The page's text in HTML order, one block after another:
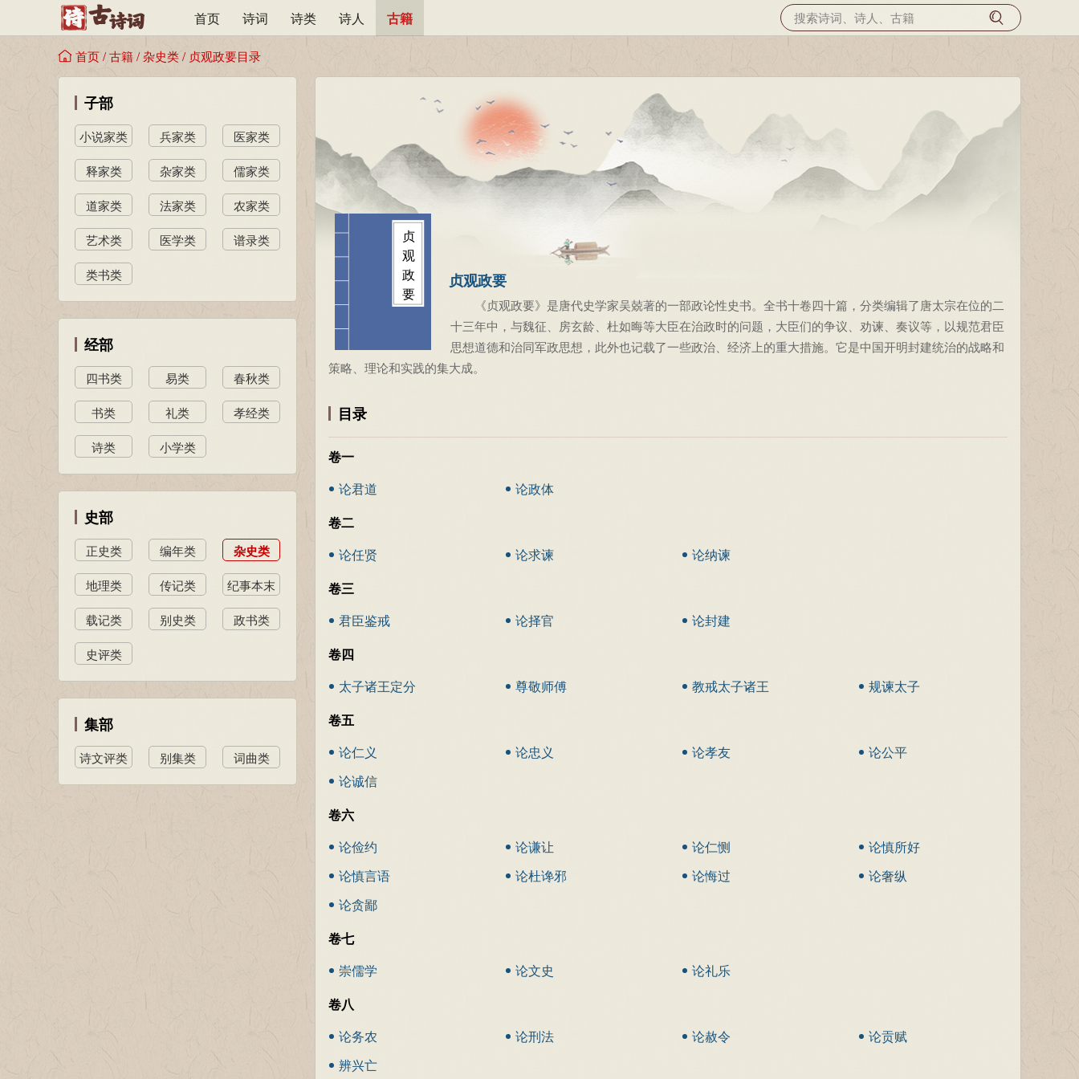
首页 诗词 诗类 诗人 古籍
首页/古籍/杂史类/ 贞观政要目录
贞
观
政
要
贞观政要
《贞观政要》是唐代史学家吴兢著的一部政论性史书。全书十卷四十篇，分类编辑了唐太宗在位的二
十三年中，与魏征、房玄龄、杜如晦等大臣在治政时的问题，大臣们的争议、劝谏、奏议等，以规范君臣
思想道德和治同军政思想，此外也记载了一些政治、经济上的重大措施。它是中国开明封建统治的战略和
策略、理论和实践的集大成。
目录
卷一
论君道
论政体
卷二
论任贤
论求谏
论纳谏
卷三
君臣鉴戒
论择官
论封建
卷四
太子诸王定分
尊敬师傅 教戒太子诸王
规谏太子
卷五
论仁义
论忠义 论孝友
论公平
论诚信
卷六
论俭约
论谦让 论仁恻
论慎所好
论慎言语
论杜谗邪 论悔过
论奢纵
论贪鄙
卷七
崇儒学
论文史
论礼乐
卷八
论务农
论刑法 论赦令
论贡赋
辨兴亡
子部
小说家类 兵家类 医家类
释家类 杂家类 儒家类
道家类 法家类 农家类
艺术类 医学类 谱录类
类书类
经部
四书类 易类 春秋类
书类 礼类 孝经类
诗类 小学类
史部
正史类 编年类 杂史类
地理类 传记类
纪事本末
类
载记类 别史类 政书类
史评类
集部
诗文评类 别集类 词曲类